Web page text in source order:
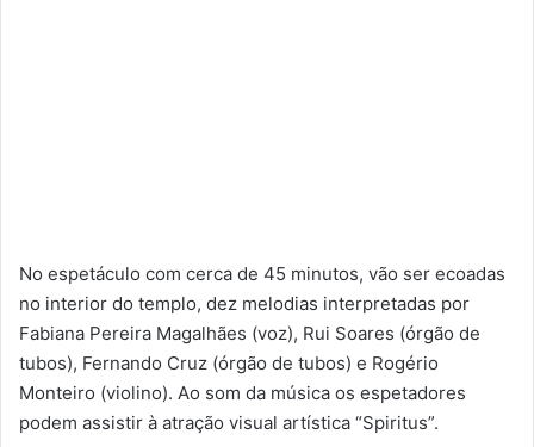
No espetáculo com cerca de 45 minutos, vão ser ecoadas
no interior do templo, dez melodias interpretadas por
Fabiana Pereira Magalhães (voz), Rui Soares (órgão de
tubos), Fernando Cruz (órgão de tubos) e Rogério
Monteiro (violino). Ao som da música os espetadores
podem assistir à atração visual artística “Spiritus”.